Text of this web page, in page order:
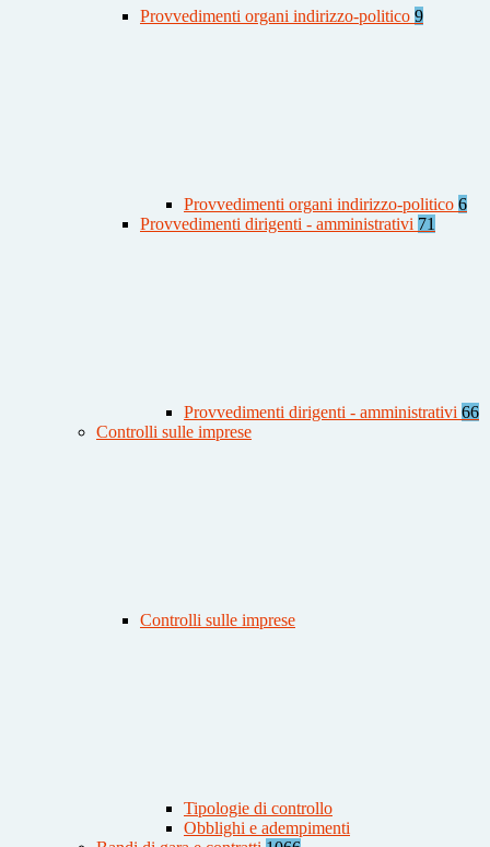
Provvedimenti organi indirizzo-politico 9
Provvedimenti organi indirizzo-politico 6
Provvedimenti dirigenti - amministrativi 71
Provvedimenti dirigenti - amministrativi 66
Controlli sulle imprese
Controlli sulle imprese
Tipologie di controllo
Obblighi e adempimenti